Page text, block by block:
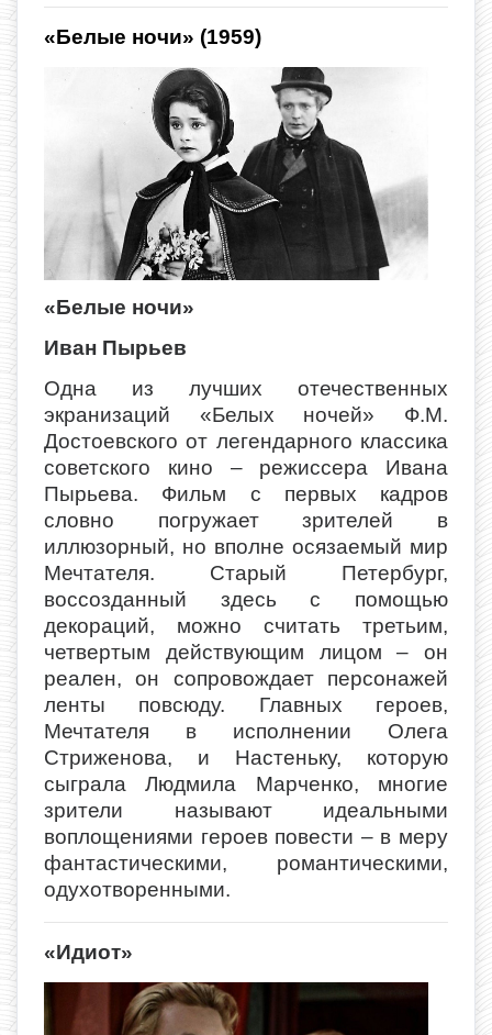
«Белые ночи» (1959)
«Белые ночи»
Иван Пырьев
Одна из лучших отечественных
экранизаций «Белых ночей» Ф.М.
Достоевского от легендарного классика
советского кино – режиссера Ивана
Пырьева. Фильм с первых кадров
словно погружает зрителей в
иллюзорный, но вполне осязаемый мир
Мечтателя. Старый Петербург,
воссозданный здесь с помощью
декораций, можно считать третьим,
четвертым действующим лицом – он
реален, он сопровождает персонажей
ленты повсюду. Главных героев,
Мечтателя в исполнении Олега
Стриженова, и Настеньку, которую
сыграла Людмила Марченко, многие
зрители называют идеальными
воплощениями героев повести – в меру
фантастическими, романтическими,
одухотворенными.
«Идиот»